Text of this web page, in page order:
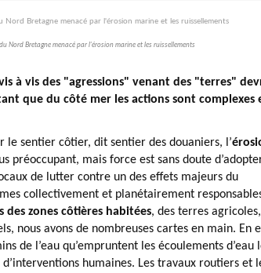
Nord Bretagne menacé par l'érosion marine et les ruissellements
à vis des "agressions" venant des "terres"
que du côté mer les actions sont complexes
le sentier côtier, dit sentier des douaniers, l’
préoccupant, mais force est sans doute
de lutter contre un des effets majeurs du
collectivement et planétairement
des zones côtières habitées, des terres
nous avons de nombreuses cartes en main. En
de l’eau qu’empruntent les écoulements d’eau
humaines. Les travaux routiers et